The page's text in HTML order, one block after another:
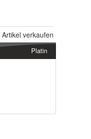
Artikel verkaufen
Platin